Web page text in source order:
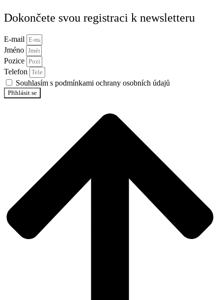
Dokončete svou registraci k newsletteru
E-mail
Jméno
Pozice
Telefon
Souhlasím s podmínkami ochrany osobních údajů
Přihlásit se